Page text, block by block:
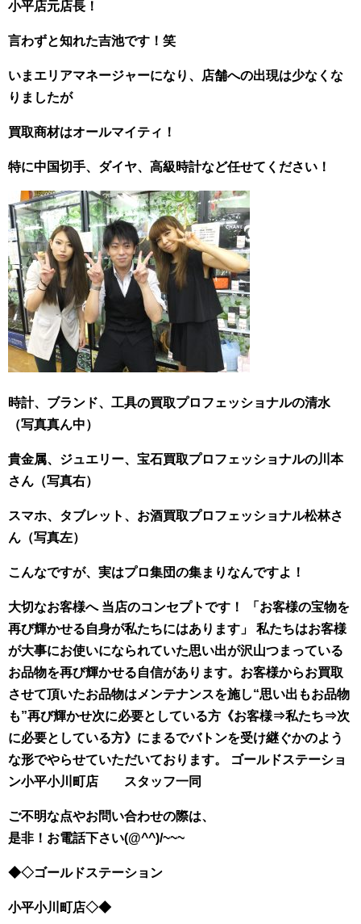
小平店元店長！
言わずと知れた吉池です！笑
いまエリアマネージャーになり、店舗への出現は少なくな
りましたが
買取商材はオールマイティ！
特に中国切手、ダイヤ、高級時計など任せてください！
時計、ブランド、工具の買取プロフェッショナルの清水
（写真真ん中）
貴金属、ジュエリー、宝石買取プロフェッショナルの川本
さん（写真右）
スマホ、タブレット、お酒買取プロフェッショナル松林さ
ん（写真左）
こんなですが、実はプロ集団の集まりなんですよ！
大切なお客様へ 当店のコンセプトです！ 「お客様の宝物を
再び輝かせる自身が私たちにはあります」 私たちはお客様
が大事にお使いになられていた思い出が沢山つまっている
お品物を再び輝かせる自信があります。お客様からお買取
させて頂いたお品物はメンテナンスを施し“思い出もお品物
も”再び輝かせ次に必要としている方《お客様⇒私たち⇒次
に必要としている方》にまるでバトンを受け継ぐかのよう
な形でやらせていただいております。 ゴールドステーショ
ン小平小川町店 スタッフ一同
ご不明な点やお問い合わせの際は、
是非！お電話下さい(@^^)/~~~
◆◇ゴールドステーション
小平小川町店◇◆